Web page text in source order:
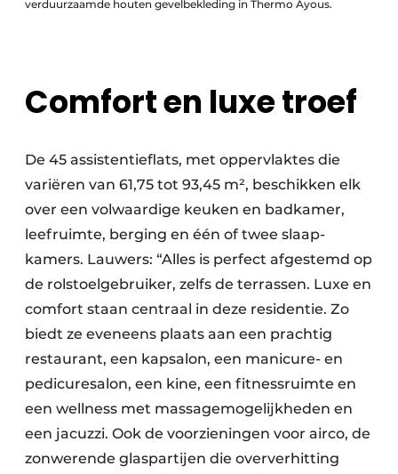
verduurzaamde houten gevelbekleding in Thermo Ayous.
Comfort en luxe troef
De 45 assistentieflats, met oppervlaktes die
variëren van 61,75 tot 93,45 m², beschikken elk
over een volwaardige keuken en bad­kamer,
leefruimte, berging en één of twee slaap­
kamers. Lauwers: “Alles is perfect afgestemd op
de rolstoelgebruiker, zelfs de terrassen. Luxe en
comfort staan centraal in deze residentie. Zo
biedt ze eveneens plaats aan een prachtig
restaurant, een kapsalon, een manicure- en
pedicuresalon, een kine, een fitnessruimte en
een wellness met massagemogelijkheden en
een jacuzzi. Ook de voorzieningen voor airco, de
zonwerende glaspartijen die oververhitting